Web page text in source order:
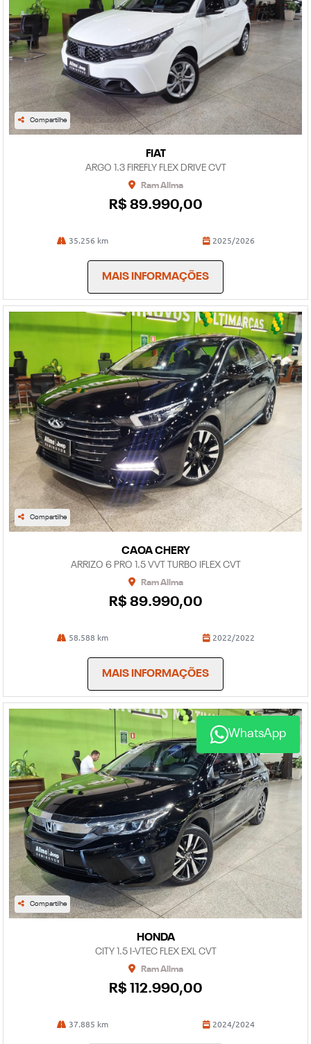
Compartilhe
FIAT
ARGO 1.3 FIREFLY FLEX DRIVE CVT
Ram Allma
R$ 89.990,00
35.256 km 2025/2026
MAIS INFORMAÇÕES
Compartilhe
CAOA CHERY
ARRIZO 6 PRO 1.5 VVT TURBO IFLEX CVT
Ram Allma
R$ 89.990,00
58.588 km 2022/2022
MAIS INFORMAÇÕES
Compartilhe
HONDA
CITY 1.5 I-VTEC FLEX EXL CVT
Ram Allma
R$ 112.990,00
37.885 km 2024/2024
WhatsApp